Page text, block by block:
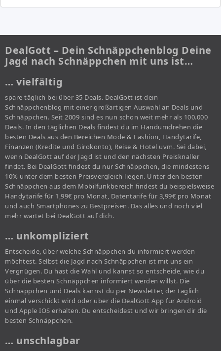
DealGott – Dein Schnäppchenblog Deine
Jagd nach Schnäppchen mit uns ist…
… vielfältig
spare täglich bei über 35 Deals. DealGott ist dein
Schnäppchenblog mit einer großartigen Auswahl an Deals und
Schnäppchen. Seit 2009 sind es nun schon weit mehr als 100.000
Deals. In den täglichen Deals findest du im Handumdrehen die
besten Deals aus den Bereichen Mode & Fashion, Handytarife,
Finanzen (Kredite und Girokonto), Reise & Hotel uvm. Sei dabei,
wenn DealGott auf der Jagd ist und den nächsten Preisknaller
findet. Bei DealGott findest du nur Schnäppchen, die mindestens
10% unter dem besten Preisvergleich liegen. Unter den besten
Schnäppchen aus dem Mobilfunkbereich findest du beispielsweise
Handytarife für 1,99€ pro Monat, Datentarife für 3,99€ pro Monat
und auch Smartphones zu Bestpreisen. Das alles und noch viel
mehr wartet bei DealGott auf dich.
… unkompliziert
Entscheide, über welche Schnäppchen du informiert werden
möchtest. Selbst die Jagd nach Schnäppchen ist mit uns ein
Vergnügen. Du hast die Wahl und kannst so entscheide, wie du
über die besten Schnäppchen informiert werden willst. Die
Schnäppchen und Deals kannst du per Newsletter, der täglich
einmal verschickt wird oder über die DealGott App für Android
und Apple IOS erhalten. Du entscheidest und wir bringen dir die
besten Schnäppchen.
… unschlagbar